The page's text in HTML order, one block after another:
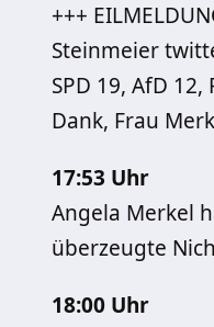
+++
Steinmeier
SPD 19, AfD
Dank, Frau
17:53 Uhr
Angela Merkel
überzeugte
18:00 Uhr